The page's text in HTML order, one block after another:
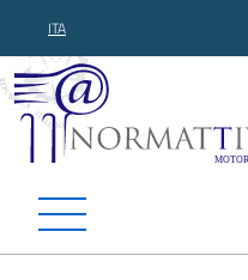
ITA